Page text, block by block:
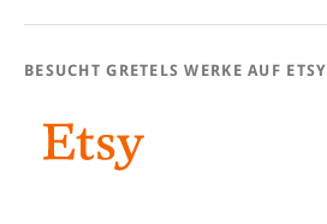
BESUCHT GRETELS WERKE AUF ETSY